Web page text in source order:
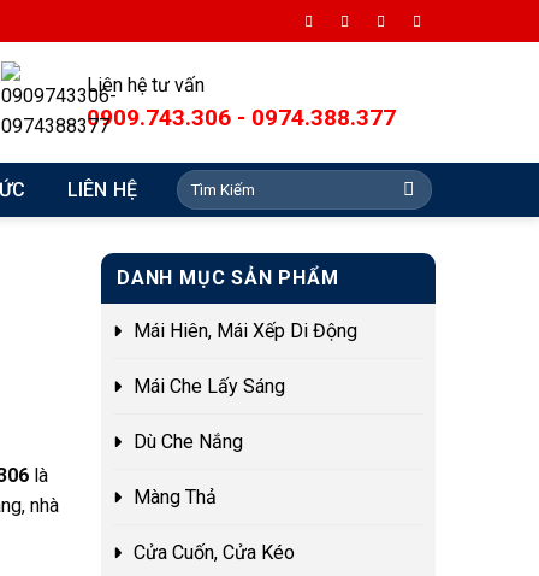
Liên hệ tư vấn
0909.743.306 - 0974.388.377
LIÊN HỆ
Search
for:
là
nhà
DANH MỤC SẢN PHẨM
Mái Hiên, Mái Xếp Di Động
Mái Che Lấy Sáng
Dù Che Nắng
Màng Thả
Cửa Cuốn, Cửa Kéo